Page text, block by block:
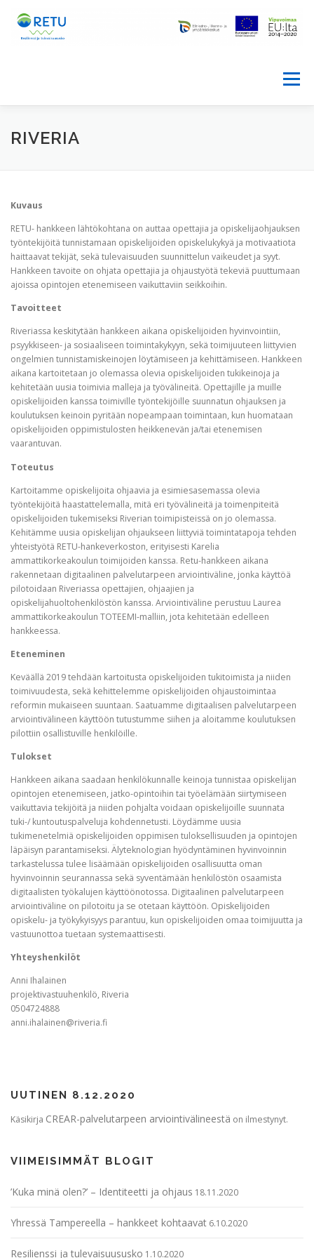
sisältöön
Valikko
ETUSIVU
BLOGI YHTEYSTIEDOT MATERIAALIT
RETU IN ENGLISH
RIVERIA
Kuvaus
RETU- hankkeen lähtökohtana on auttaa opettajia ja opiskelijaohjauksen
työntekijöitä tunnistamaan opiskelijoiden opiskelukykyä ja motivaatiota
haittaavat tekijät, sekä tulevaisuuden suunnittelun vaikeudet ja syyt.
Hankkeen tavoite on ohjata opettajia ja ohjaustyötä tekeviä puuttumaan
ajoissa opintojen etenemiseen vaikuttaviin seikkoihin.
Tavoitteet
Riveriassa keskitytään hankkeen aikana opiskelijoiden hyvinvointiin,
psyykkiseen- ja sosiaaliseen toimintakykyyn, sekä toimijuuteen liittyvien
ongelmien tunnistamiskeinojen löytämiseen ja kehittämiseen. Hankkeen
aikana kartoitetaan jo olemassa olevia opiskelijoiden tukikeinoja ja
kehitetään uusia toimivia malleja ja työvälineitä. Opettajille ja muille
opiskelijoiden kanssa toimiville työntekijöille suunnatun ohjauksen ja
koulutuksen keinoin pyritään nopeampaan toimintaan, kun huomataan
opiskelijoiden oppimistulosten heikkenevän ja/tai etenemisen
vaarantuvan.
Toteutus
Kartoitamme opiskelijoita ohjaavia ja esimiesasemassa olevia
työntekijöitä haastattelemalla, mitä eri työvälineitä ja toimenpiteitä
opiskelijoiden tukemiseksi Riverian toimipisteissä on jo olemassa.
Kehitämme uusia opiskelijan ohjaukseen liittyviä toimintatapoja tehden
yhteistyötä RETU-hankeverkoston, erityisesti Karelia
ammattikorkeakoulun toimijoiden kanssa. Retu-hankkeen aikana
rakennetaan digitaalinen palvelutarpeen arviointiväline, jonka käyttöä
pilotoidaan Riveriassa opettajien, ohjaajien ja
opiskelijahuoltohenkilöstön kanssa. Arviointiväline perustuu Laurea
ammattikorkeakoulun TOTEEMI-malliin, jota kehitetään edelleen
hankkeessa.
Eteneminen
Keväällä 2019 tehdään kartoitusta opiskelijoiden tukitoimista ja niiden
toimivuudesta, sekä kehittelemme opiskelijoiden ohjaustoimintaa
reformin mukaiseen suuntaan. Saatuamme digitaalisen palvelutarpeen
arviointivälineen käyttöön tutustumme siihen ja aloitamme koulutuksen
pilottiin osallistuville henkilöille.
Tulokset
Hankkeen aikana saadaan henkilökunnalle keinoja tunnistaa opiskelijan
opintojen etenemiseen, jatko-opintoihin tai työelämään siirtymiseen
vaikuttavia tekijöitä ja niiden pohjalta voidaan opiskelijoille suunnata
tuki-/ kuntoutuspalveluja kohdennetusti. Löydämme uusia
tukimenetelmiä opiskelijoiden oppimisen tuloksellisuuden ja opintojen
läpäisyn parantamiseksi. Älyteknologian hyödyntäminen hyvinvoinnin
tarkastelussa tulee lisäämään opiskelijoiden osallisuutta oman
hyvinvoinnin seurannassa sekä syventämään henkilöstön osaamista
digitaalisten työkalujen käyttöönotossa. Digitaalinen palvelutarpeen
arviointiväline on pilotoitu ja se otetaan käyttöön. Opiskelijoiden
opiskelu- ja työkykyisyys parantuu, kun opiskelijoiden omaa toimijuutta ja
vastuunottoa tuetaan systemaattisesti.
Yhteyshenkilöt
Anni Ihalainen
projektivastuuhenkilö, Riveria
0504724888
anni.ihalainen@riveria.fi
UUTINEN 8.12.2020
Käsikirja CREAR-palvelutarpeen arviointivälineestä on ilmestynyt.
VIIMEISIMMÄT BLOGIT
’Kuka minä olen?’ – Identiteetti ja ohjaus 18.11.2020
Yhressä Tampereella – hankkeet kohtaavat 6.10.2020
Resilienssi ja tulevaisuususko 1.10.2020